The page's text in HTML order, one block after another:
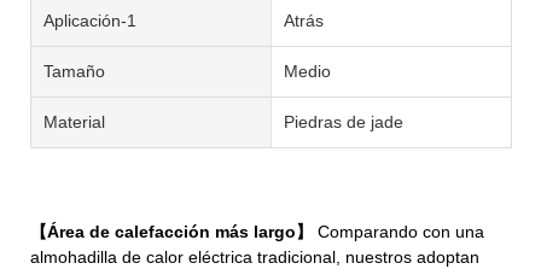
Aplicación-1 Atrás
Tamaño Medio
Material Piedras de jade
【Área de calefacción más largo】 Comparando con una
almohadilla de calor eléctrica tradicional, nuestros adoptan